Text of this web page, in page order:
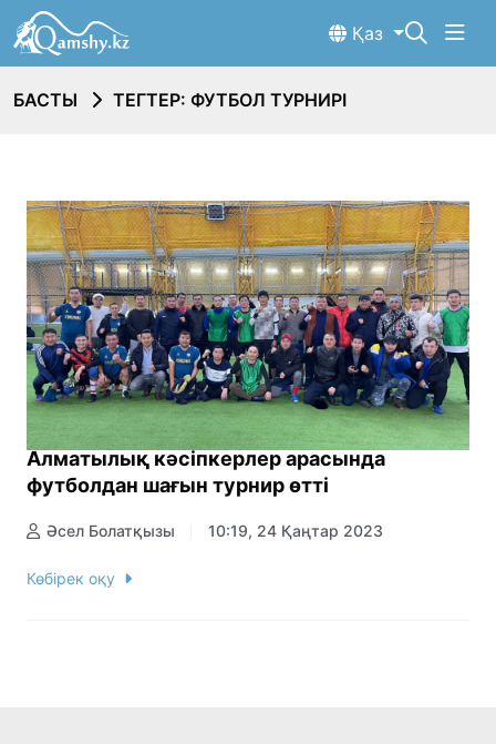
Қаз
БАСТЫ ТЕГТЕР: ФУТБОЛ ТУРНИРІ
Алматылық кәсіпкерлер арасында
футболдан шағын турнир өтті
Әсел Болатқызы 10:19, 24 Қаңтар 2023
Көбірек оқу